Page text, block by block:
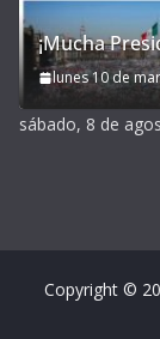
¡Mucha
lunes 10 de
sábado, 8 de
Copyright ©